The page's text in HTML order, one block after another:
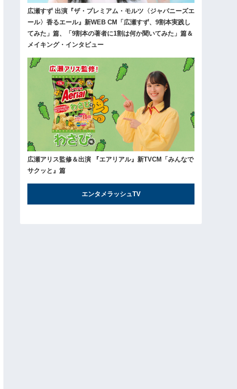
広瀬すず 出演『ザ・プレミアム・モルツ〈ジャパニーズエ
ール〉香るエール』新WEB CM「広瀬すず、9割本実践し
てみた」篇、「9割本の著者に1割は何か聞いてみた」篇＆
メイキング・インタビュー
広瀬アリス監修＆出演 『エアリアル』新TVCM「みんなで
サクッと』篇
エンタメラッシュTV